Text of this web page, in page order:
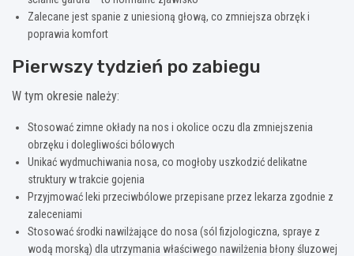
Zalecane jest spanie z uniesioną głową, co zmniejsza obrzęk i
poprawia komfort
Pierwszy tydzień po zabiegu
W tym okresie należy:
Stosować zimne okłady na nos i okolice oczu dla zmniejszenia
obrzęku i dolegliwości bólowych
Unikać wydmuchiwania nosa, co mogłoby uszkodzić delikatne
struktury w trakcie gojenia
Przyjmować leki przeciwbólowe przepisane przez lekarza zgodnie z
zaleceniami
Stosować środki nawilżające do nosa (sól fizjologiczna, spraye z
wodą morską) dla utrzymania właściwego nawilżenia błony śluzowej